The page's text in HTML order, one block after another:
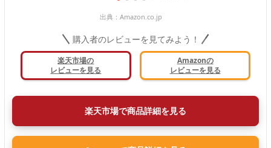
出典： Amazon.co.jp
購入者のレビューを見てみよう！
楽天市場の
レビューを見る
Amazonの
レビューを見る
楽天市場で商品詳細を見る